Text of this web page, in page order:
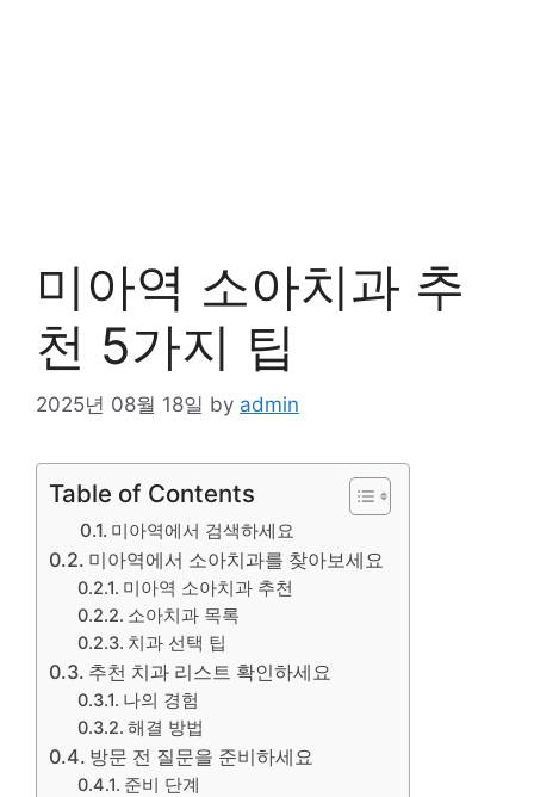
미아역 소아치과 추
천 5가지 팁
2025년 08월 18일 by admin
Table of Contents
미아역에서 검색하세요
미아역에서 소아치과를 찾아보세요
미아역 소아치과 추천
소아치과 목록
치과 선택 팁
추천 치과 리스트 확인하세요
나의 경험
해결 방법
방문 전 질문을 준비하세요
준비 단계